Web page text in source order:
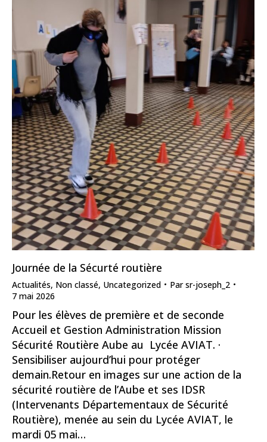
Journée de la Sécurté routière
Actualités, Non classé, Uncategorized Parsr-joseph_2
7 mai 2026
Pour les élèves de première et de seconde
Accueil et Gestion Administration Mission
Sécurité Routière Aube au Lycée AVIAT. ·
Sensibiliser aujourd’hui pour protéger
demain.Retour en images sur une action de la
sécurité routière de l’Aube et ses IDSR
(Intervenants Départementaux de Sécurité
Routière), menée au sein du Lycée AVIAT, le
mardi 05 mai…